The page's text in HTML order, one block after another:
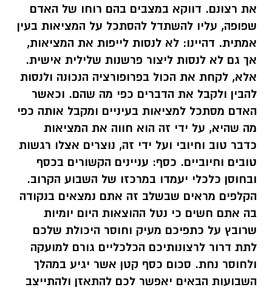
את רצונם. דווקא במצבים בהם רוחו של האדם
שפופה, עליו להשתדל להסתכל על המציאות בעין
אמתית. דהיינו: לא לנסות לייפות את המציאות,
אך גם לא לנסות ליצור פרשנות שלילית אישית.
אלא, לקחת את הכול בפרופורציה הנכונה ולנסות
להבין ולקבל את הדברים כפי מה שהם. וכאשר
האדם מסתכל למציאות בעיניים ומקבל אותה כפי
מה שהיא, על ידי זה הוא חווה את המציאות
כדבר טוב וחיובי ועל ידי זה, נוצרים אצלו רגשות
טובים וחיוביים. כסף: עניינים הקשורים בכסף
ובחוסן כלכלי יעמדו במרכזו של השבוע הקרוב.
הקלפים מראים שבשלב זה אתם נמצאים בנקודה
בה אתם חשים כי נטל ההוצאות היום יומיות
שרובץ על כתפיכם מעיק וחוסר היכולת שלכם
לתת דרור לרצונותיכם הכלכליים גורם למועקה
ולחוסר נחת. סכום כסף קטן אשר יגיע במהלך
השבועות הבאים יאפשר לכם להתאזן ולהתייצב